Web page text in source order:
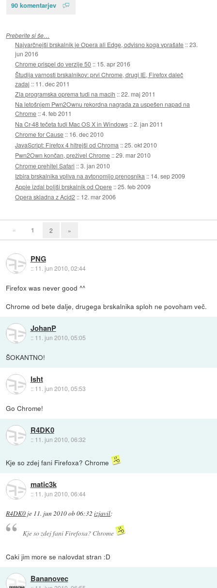
90 komentarjev
Preberite si še…
Najvarčnejši brskalnik je Opera ali Edge, odvisno koga vprašate ::23.
jun 2016
Chrome prispel do verzije 50 :: 15. apr 2016
Študija varnosti brskalnikov: prvi Chrome, drugi IE, Firefox daleč
zadaj :: 11. dec 2011
Zla programska oprema tudi na macih ::22. maj 2011
Na letošnjem Pwn2Ownu rekordna nagrada za uspešen napad na
Chrome ::4. feb 2011
Na Cr-48 tečeta tudi Mac OS X in Windows ::2. jan 2011
Chrome for Cause :: 16. dec 2010
JavaScript: Firefox 4 hitrejši od Chroma ::25. okt 2010
Pwn2Own končan, preživel Chrome ::29. mar 2010
Chrome prehitel Safari ::3. jan 2010
Izbira brskalnika vpliva na avtonomijo prenosnika :: 14. sep 2009
Apple izdal boljši brskalnik od Opere ::25. feb 2009
Opera skladna z Acid2 :: 12. mar 2006
« 1 2 »
PNG
:: 11. jun 2010, 02:44
Firefox was never good ^^
Chrome od bete dalje, drugega brskalnika sploh ne povoham več.
JohanP
:: 11. jun 2010, 05:05
ŠOKANTNO!
Isht
:: 11. jun 2010, 05:53
Go Chrome!
R4DK0
:: 11. jun 2010, 06:32
Kje so zdej fani Firefoxa? Chrome
matic3k
:: 11. jun 2010, 06:44
R4DK0 je 11. jun 2010 ob 06:32 izjavil:
Kje so zdej fani Firefoxa? Chrome
Caki jim more se nalovdat stran :D
Bananovec